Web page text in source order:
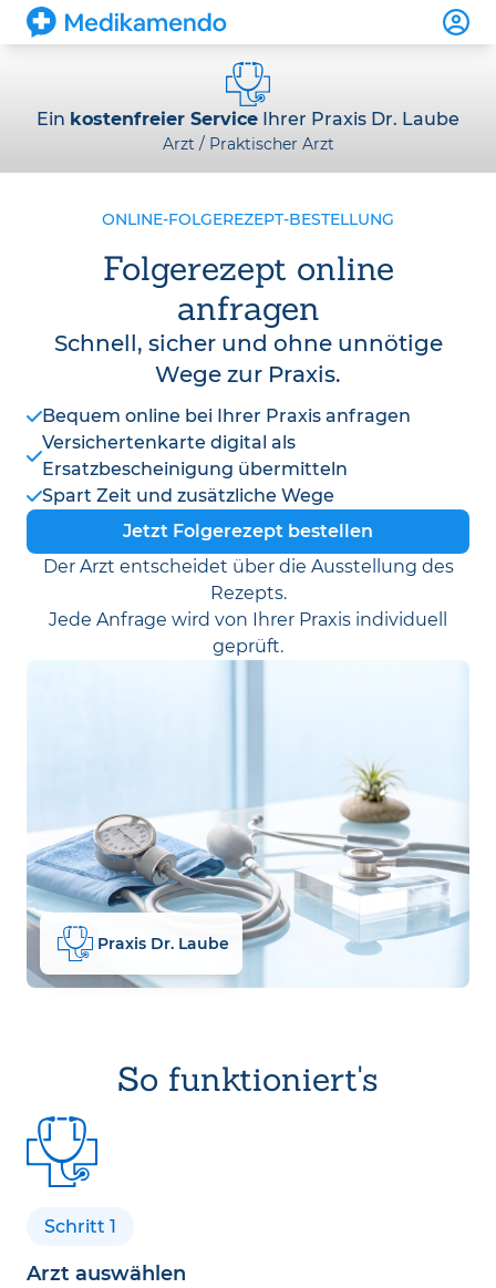
Ein kostenfreier Service Ihrer Praxis Dr. Laube
Arzt / Praktischer Arzt
ONLINE-FOLGEREZEPT-BESTELLUNG
Folgerezept online
anfragen
Schnell, sicher und ohne unnötige
Wege zur Praxis.
Bequem online bei Ihrer Praxis anfragen
Versichertenkarte digital als
Ersatzbescheinigung übermitteln
Spart Zeit und zusätzliche Wege
Jetzt Folgerezept bestellen
Der Arzt entscheidet über die Ausstellung des
Rezepts.
Jede Anfrage wird von Ihrer Praxis individuell
geprüft.
Praxis Dr. Laube
So funktioniert's
Schritt 1
Arzt auswählen